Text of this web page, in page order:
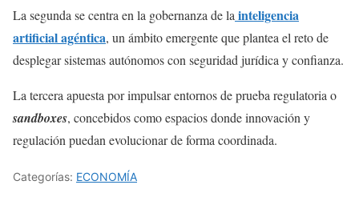
La segunda se centra en la gobernanza de la inteligencia
artificial agéntica, un ámbito emergente que plantea el reto de
desplegar sistemas autónomos con seguridad jurídica y confianza.
La tercera apuesta por impulsar entornos de prueba regulatoria o
sandboxes, concebidos como espacios donde innovación y
regulación puedan evolucionar de forma coordinada.
Categorías: ECONOMÍA